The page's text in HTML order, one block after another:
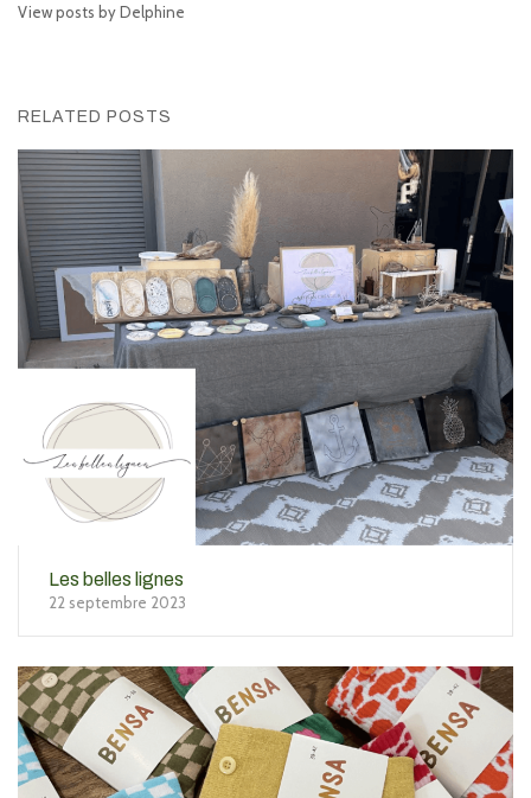
View posts by Delphine
RELATED POSTS
Les belles lignes
22 septembre 2023